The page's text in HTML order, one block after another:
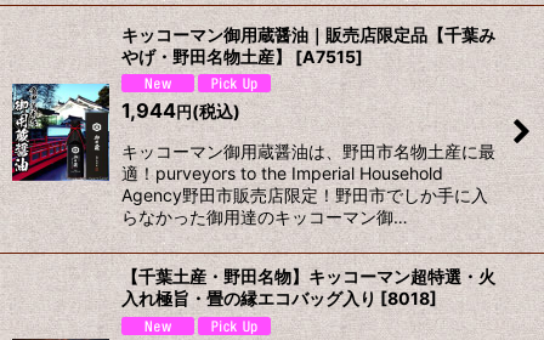
キッコーマン御用蔵醤油｜販売店限定品【千葉み
やげ・野田名物土産】 [A7515]
1,944円 (税込)
キッコーマン御用蔵醤油は、野田市名物土産に最
適！purveyors to the Imperial Household
Agency野田市販売店限定！野田市でしか手に入
らなかった御用達のキッコーマン御…
【千葉土産・野田名物】キッコーマン超特選・火
入れ極旨・畳の縁エコバッグ入り [8018]